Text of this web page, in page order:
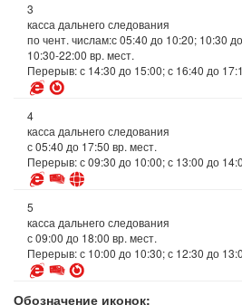
3
касса дальнего следования
по чент. числам:с 05:40 до 10:20; 10:30
10:30-22:00 вр. мест.
Перерыв: с 14:30 до 15:00; с 16:40 до
4
касса дальнего следования
с 05:40 до 17:50 вр. мест.
Перерыв: с 09:30 до 10:00; с 13:00 до
5
касса дальнего следования
с 09:00 до 18:00 вр. мест.
Перерыв: с 10:00 до 10:30; с 12:30 до
Обозначение иконок: